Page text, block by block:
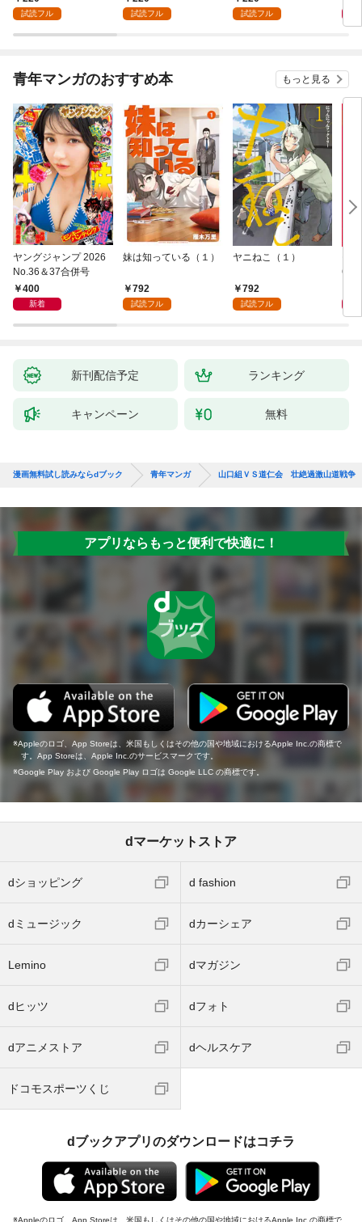
試読フル
【分冊版】 1話
試読フル
が始まった～【分冊
試読フル
っ
青年マンガのおすすめ本 もっと見る
ヤングジャンプ 2026
No.36＆37合併号
400
新着
妹は知っている（１）
792
試読フル
ヤニねこ（１）
792
試読フル
6・
新刊配信予定 ランキング
キャンペーン 無料
漫画無料試し読みならdブック 青年マンガ 山口組ＶＳ道仁会 壮絶過激山道戦争
アプリならもっと便利で快適に！
Appleのロゴ、App Storeは、米国もしくはその他の国や地域におけるApple Inc.の商標で
す。App Storeは、Apple Inc.のサービスマークです。
Google Play および Google Play ロゴは Google LLC の商標です。
dマーケットストア
dショッピング d fashion
dミュージック dカーシェア
Lemino dマガジン
dヒッツ dフォト
dアニメストア dヘルスケア
ドコモスポーツくじ
dブックアプリのダウンロードはコチラ
Appleのロゴ、App Storeは、米国もしくはその他の国や地域におけるApple Inc.の商標で